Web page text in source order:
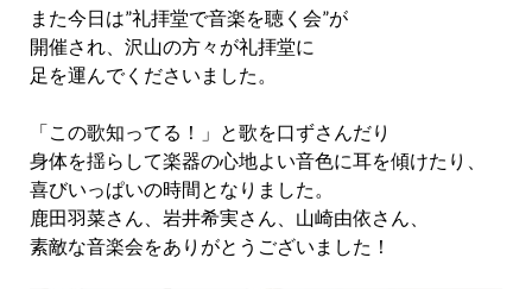
また今日は”礼拝堂で音楽を聴く会”が
開催され、沢山の方々が礼拝堂に
足を運んでくださいました。
「この歌知ってる！」と歌を口ずさんだり
身体を揺らして楽器の心地よい音色に耳を傾けたり、
喜びいっぱいの時間となりました。
鹿田羽菜さん、岩井希実さん、山崎由依さん、
素敵な音楽会をありがとうございました！